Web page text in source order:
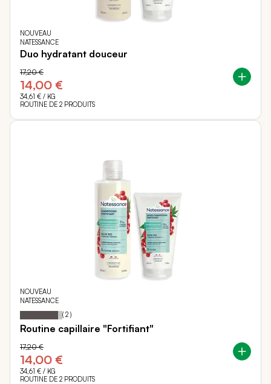
NOUVEAU
NATESSANCE
Duo hydratant douceur
14,00 €
17,20 €
34,61 € / KG
ROUTINE DE 2 PRODUITS
NOUVEAU
NATESSANCE
Notation: 90
% of
( 2 )
Routine capillaire "Fortifiant"
14,00 €
17,20 €
34,61 € / KG
ROUTINE DE 2 PRODUITS